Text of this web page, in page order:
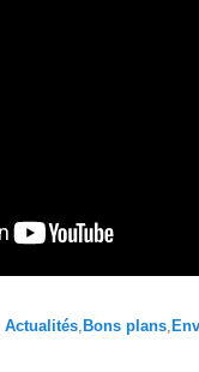
Actualités, Bons plans,